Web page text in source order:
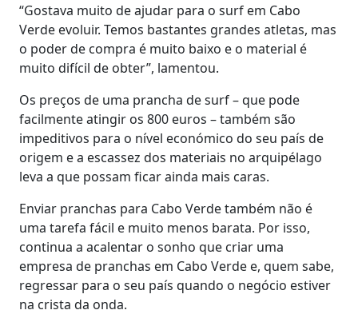
“Gostava muito de ajudar para o surf em Cabo
Verde evoluir. Temos bastantes grandes atletas, mas
o poder de compra é muito baixo e o material é
muito difícil de obter”, lamentou.
Os preços de uma prancha de surf – que pode
facilmente atingir os 800 euros – também são
impeditivos para o nível económico do seu país de
origem e a escassez dos materiais no arquipélago
leva a que possam ficar ainda mais caras.
Enviar pranchas para Cabo Verde também não é
uma tarefa fácil e muito menos barata. Por isso,
continua a acalentar o sonho que criar uma
empresa de pranchas em Cabo Verde e, quem sabe,
regressar para o seu país quando o negócio estiver
na crista da onda.